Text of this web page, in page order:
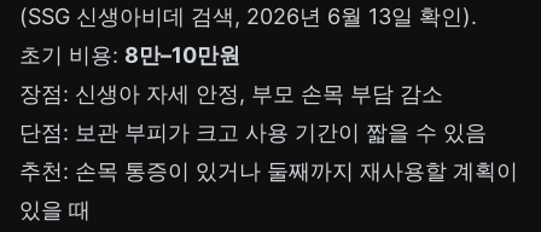
(SSG 신생아비데 검색, 2026년 6월 13일 확인).
초기 비용: 8만–10만원
장점: 신생아 자세 안정, 부모 손목 부담 감소
단점: 보관 부피가 크고 사용 기간이 짧을 수 있음
추천: 손목 통증이 있거나 둘째까지 재사용할 계획이
있을 때